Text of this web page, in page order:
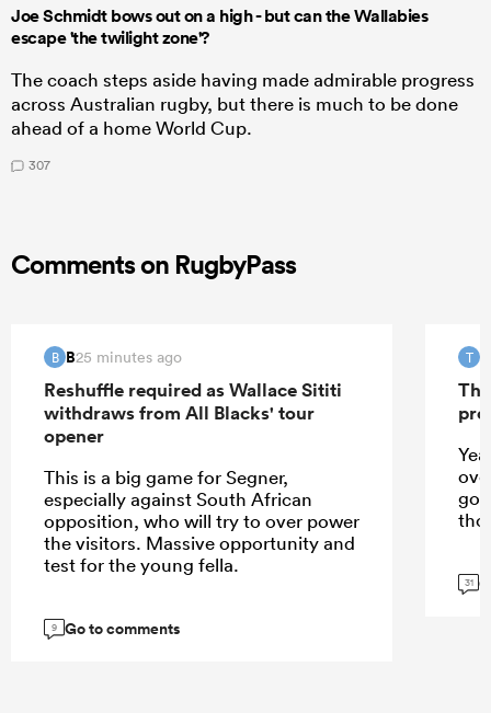
Joe Schmidt bows out on a high - but can the Wallabies
escape 'the twilight zone'?
The coach steps aside having made admirable progress
across Australian rugby, but there is much to be done
ahead of a home World Cup.
307
Comments on RugbyPass
B B25 minutes ago
Reshuffle required as Wallace Sititi
withdraws from All Blacks' tour
opener
This is a big game for Segner,
especially against South African
opposition, who will try to over power
the visitors. Massive opportunity and
test for the young fella.
9 Go to comments
T
31